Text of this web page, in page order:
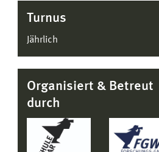
Turnus
Jährlich
Organisiert & Betreut
durch